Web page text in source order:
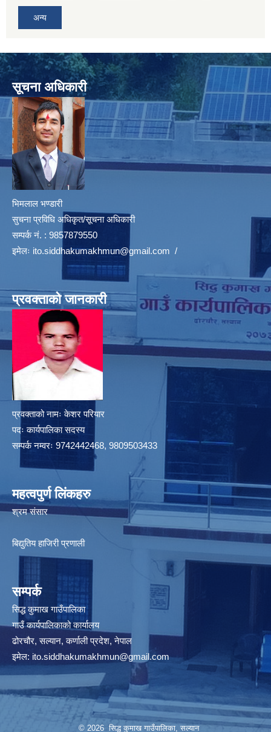
अन्य
सूचना अधिकारी
भिमलाल भण्डारी
सुचना प्रविधि अधिकृत/सूचना अधिकारी
सम्पर्क नं. : 9857879550
इमेलः ito.siddhakumakhmun@gmail.com /
प्रवक्ताको जानकारी
प्रवक्ताको नामः केशर परियार
पदः कार्यपालिका सदस्य
सम्पर्क नम्वरः 9742442468, 9809503433
महत्वपुर्ण लिंकहरु
श्रम संसार
बिद्युतिय हाजिरी प्रणाली
सम्पर्क
सिद्ध कुमाख गाउँपालिका
गाउँ कार्यपालिकाको कार्यालय
ढोरचौर, सल्यान, कर्णाली प्रदेश, नेपाल
इमेल: ito.siddhakumakhmun@gmail.com
© 2026 सिद्ध कुमाख गाउँपालिका, सल्यान